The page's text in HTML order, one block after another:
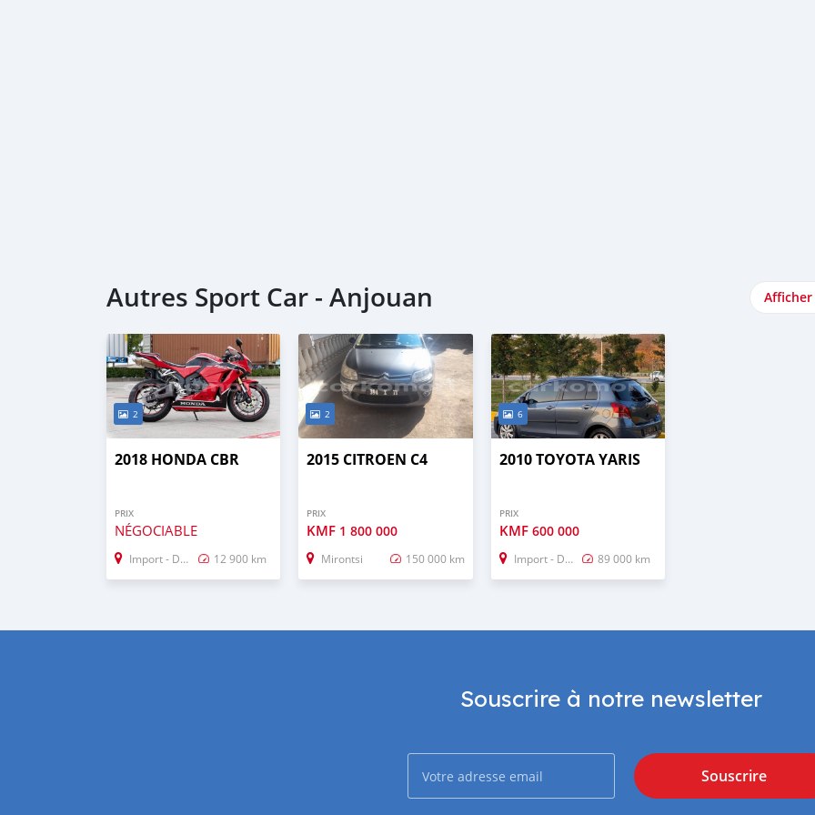
Autres Sport Car - Anjouan
2
2018 HONDA CBR
PRIX
NÉGOCIABLE
Import - Dubai 12 900 km
2
2015 CITROEN C4
PRIX
KMF 1 800 000
Mirontsi 150 000 km
6
2010 TOYOTA YARIS
PRIX
KMF 600 000
Import - Dubai 89 000 km
Souscrire à notre newsletter
Souscrire